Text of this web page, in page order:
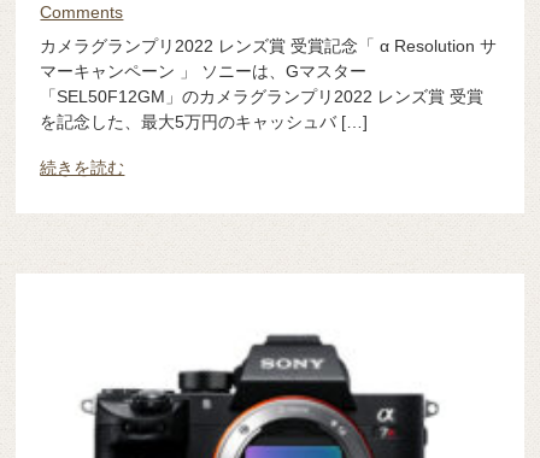
Comments
カメラグランプリ2022 レンズ賞 受賞記念「 α Resolution サ
マーキャンペーン 」 ソニーは、Gマスター
「SEL50F12GM」のカメラグランプリ2022 レンズ賞 受賞
を記念した、最大5万円のキャッシュバ […]
続きを読む